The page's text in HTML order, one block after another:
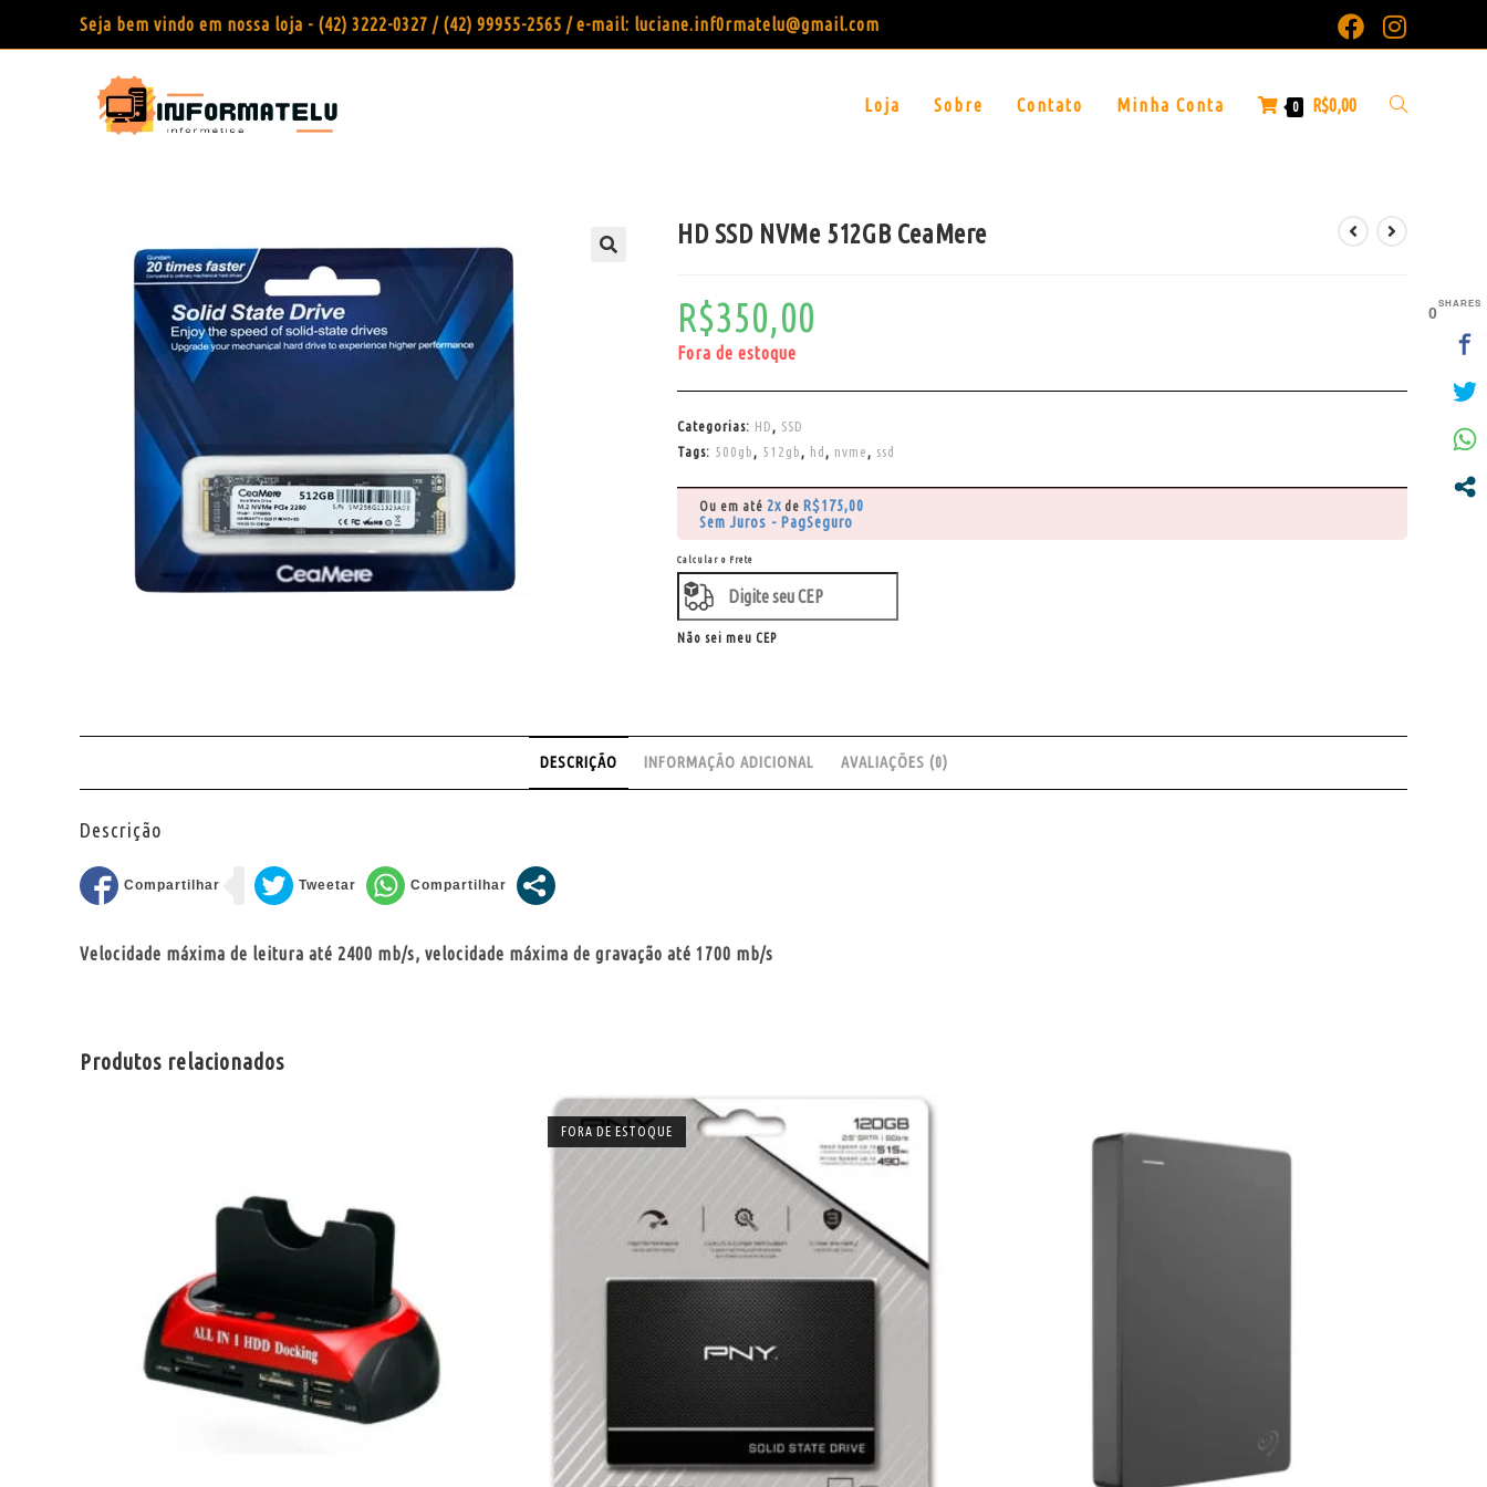
Seja bem vindo em nossa loja - (42) 3222-0327 / (42) 99955-2565 / e-mail: luciane.inf0rmatelu@gmail.com
Loja Sobre Contato Minha Conta 0 R$0,00
HD SSD NVMe 512GB CeaMere
R$350,00
Fora de estoque
Categorias: HD , SSD
Tags: 500gb , 512gb , hd , nvme , ssd
Ou em até 2x de R$175,00
Sem Juros - PagSeguro
Calcular o Frete
Não sei meu CEP
DESCRIÇÃO INFORMAÇÃO ADICIONAL AVALIAÇÕES (0)
Descrição
Velocidade máxima de leitura até 2400 mb/s, velocidade máxima de gravação até 1700 mb/s
Produtos relacionados
FORA DE ESTOQUE
0SHARES